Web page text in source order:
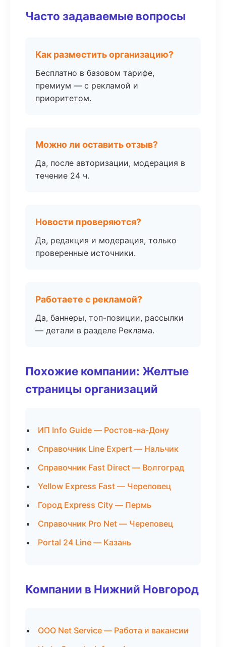
Часто задаваемые вопросы
Как разместить организацию?
Бесплатно в базовом тарифе,
премиум — с рекламой и
приоритетом.
Можно ли оставить отзыв?
Да, после авторизации, модерация в
течение 24 ч.
Новости проверяются?
Да, редакция и модерация, только
проверенные источники.
Работаете с рекламой?
Да, баннеры, топ-позиции, рассылки
— детали в разделе Реклама.
Похожие компании: Желтые
страницы организаций
ИП Info Guide — Ростов-на-Дону
Справочник Line Expert — Нальчик
Справочник Fast Direct — Волгоград
Yellow Express Fast — Череповец
Город Express City — Пермь
Справочник Pro Net — Череповец
Portal 24 Line — Казань
Компании в Нижний Новгород
ООО Net Service — Работа и вакансии